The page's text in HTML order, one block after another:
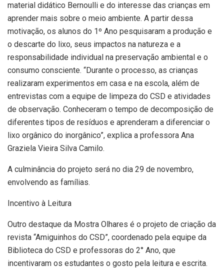
material didático Bernoulli e do interesse das crianças em
aprender mais sobre o meio ambiente. A partir dessa
motivação, os alunos do 1º Ano pesquisaram a produção e
o descarte do lixo, seus impactos na natureza e a
responsabilidade individual na preservação ambiental e o
consumo consciente. “Durante o processo, as crianças
realizaram experimentos em casa e na escola, além de
entrevistas com a equipe de limpeza do CSD e atividades
de observação. Conheceram o tempo de decomposição de
diferentes tipos de resíduos e aprenderam a diferenciar o
lixo orgânico do inorgânico”, explica a professora Ana
Graziela Vieira Silva Camilo.
A culminância do projeto será no dia 29 de novembro,
envolvendo as famílias.
Incentivo à Leitura
Outro destaque da Mostra Olhares é o projeto de criação da
revista “Amiguinhos do CSD”, coordenado pela equipe da
Biblioteca do CSD e professoras do 2° Ano, que
incentivaram os estudantes o gosto pela leitura e escrita.